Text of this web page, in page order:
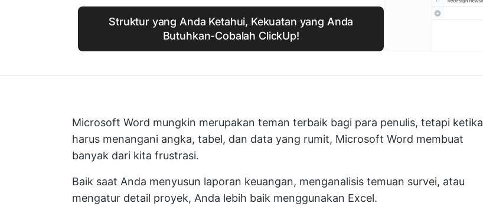
Struktur yang Anda Ketahui, Kekuatan yang Anda
Butuhkan-Cobalah ClickUp!
Microsoft Word mungkin merupakan teman terbaik bagi para penulis, tetapi ketika
harus menangani angka, tabel, dan data yang rumit, Microsoft Word membuat
banyak dari kita frustrasi.
Baik saat Anda menyusun laporan keuangan, menganalisis temuan survei, atau
mengatur detail proyek, Anda lebih baik menggunakan Excel.